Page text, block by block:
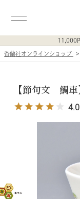
11,000
香蘭社オンラインショップ
【節句文 鯛
4.0